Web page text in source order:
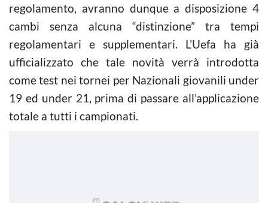
regolamento, avranno dunque a disposizione 4
cambi senza alcuna “distinzione” tra tempi
regolamentari e supplementari. L’Uefa ha già
ufficializzato che tale novità verrà introdotta
come test nei tornei per Nazionali giovanili under
19 ed under 21, prima di passare all’applicazione
totale a tutti i campionati.